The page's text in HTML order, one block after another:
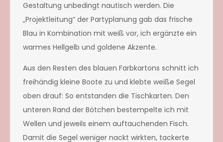
Gestaltung unbedingt nautisch werden. Die
„Projektleitung“ der Partyplanung gab das frische
Blau in Kombination mit weiß vor, ich ergänzte ein
warmes Hellgelb und goldene Akzente.
Aus den Resten des blauen Farbkartons schnitt ich
freihändig kleine Boote zu und klebte weiße Segel
oben drauf: So entstanden die Tischkarten. Den
unteren Rand der Bötchen bestempelte ich mit
Wellen und jeweils einem auftauchenden Fisch.
Damit die Segel weniger nackt wirkten, tackerte